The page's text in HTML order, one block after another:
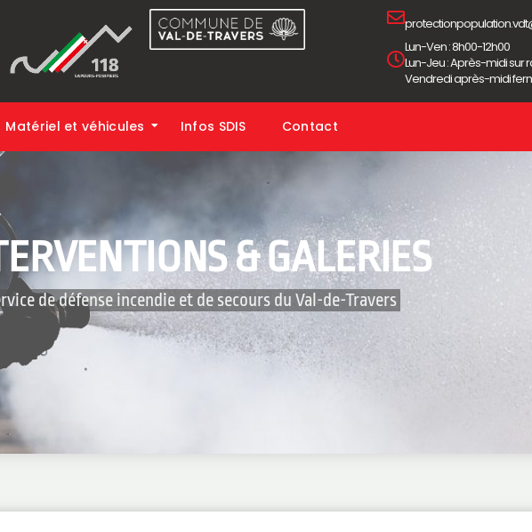
Lun-Ven : 8h00-12h00
Lun-Jeu : Après-midi sur
Vendredi après-midi
Matériel et véhicules Infos SDIS Contact
& GALERIES
de défense incendie et de secours du Val-de-Travers‎